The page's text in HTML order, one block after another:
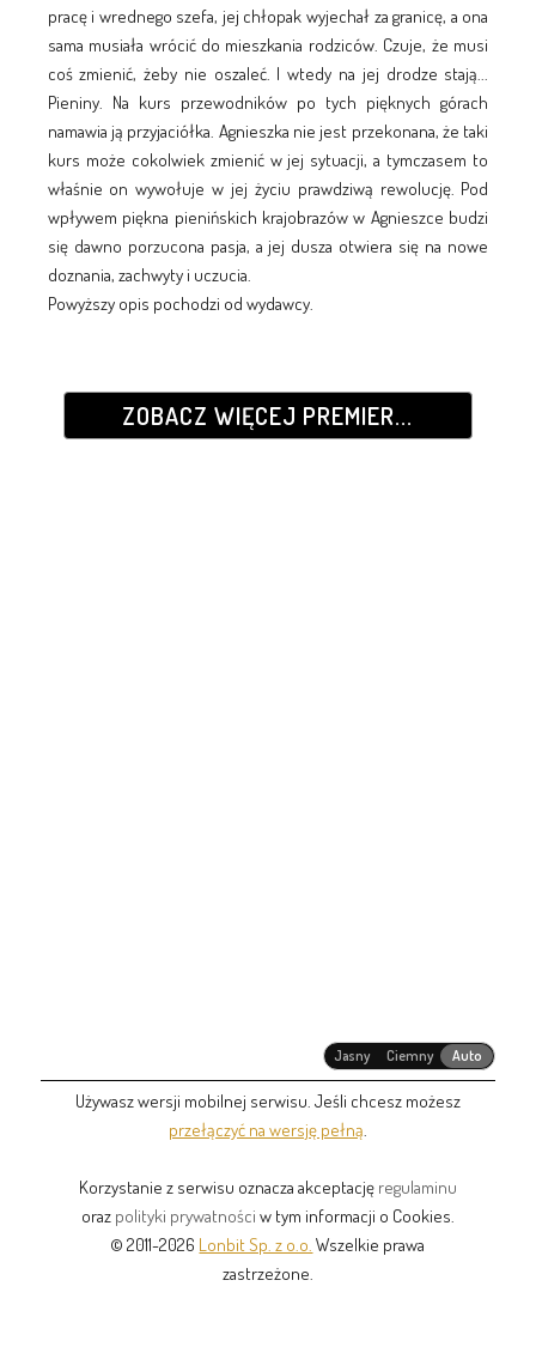
pracę i wrednego szefa, jej chłopak wyjechał za granicę, a ona
sama musiała wrócić do mieszkania rodziców. Czuje, że musi
coś zmienić, żeby nie oszaleć. I wtedy na jej drodze stają...
Pieniny. Na kurs przewodników po tych pięknych górach
namawia ją przyjaciółka. Agnieszka nie jest przekonana, że taki
kurs może cokolwiek zmienić w jej sytuacji, a tymczasem to
właśnie on wywołuje w jej życiu prawdziwą rewolucję. Pod
wpływem piękna pienińskich krajobrazów w Agnieszce budzi
się dawno porzucona pasja, a jej dusza otwiera się na nowe
doznania, zachwyty i uczucia.
Powyższy opis pochodzi od wydawcy.
ZOBACZ WIĘCEJ PREMIER...
Jasny Ciemny Auto
Używasz wersji mobilnej serwisu. Jeśli chcesz możesz
przełączyć na wersję pełną
Korzystanie z serwisu oznacza akceptację regulaminu
oraz polityki prywatności w tym informacji o Cookies.
© 2011-2026 Lonbit Sp. z o.o. Wszelkie prawa
zastrzeżone.